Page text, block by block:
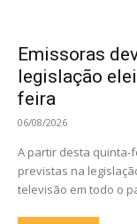
Emissoras
legislação
feira
06/08/2026
A partir desta quinta-
previstas na
televisão em todo o